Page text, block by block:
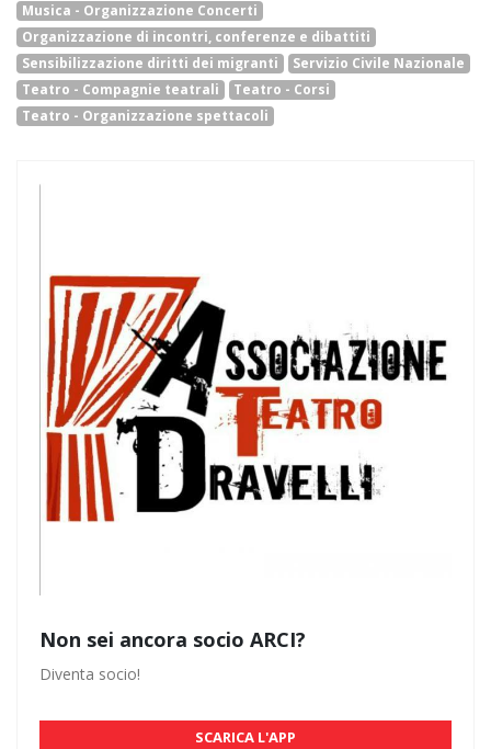
Musica - Organizzazione Concerti
Organizzazione di incontri, conferenze e dibattiti
Sensibilizzazione diritti dei migranti
Servizio Civile Nazionale
Teatro - Compagnie teatrali
Teatro - Corsi
Teatro - Organizzazione spettacoli
Non sei ancora socio ARCI?
Diventa socio!
SCARICA L'APP